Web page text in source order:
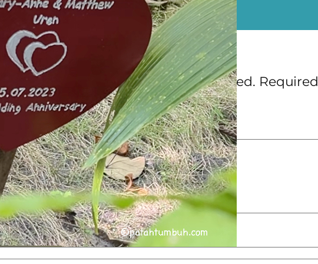
Leave a Reply
email address will not be published. Required
are marked*
*
*